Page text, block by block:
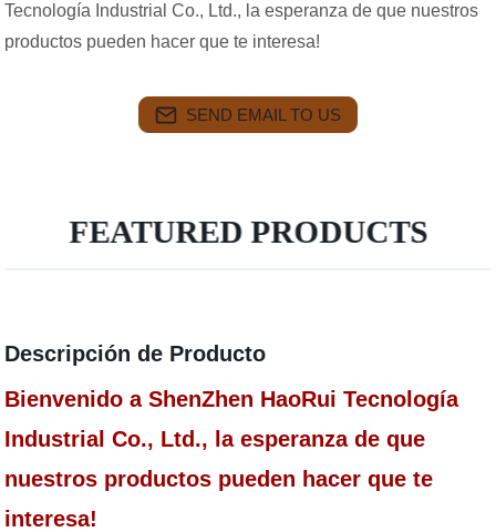
Tecnología Industrial Co., Ltd., la esperanza de que nuestros
productos pueden hacer que te interesa!
SEND EMAIL TO US
FEATURED PRODUCTS
Descripción de Producto
Bienvenido a ShenZhen HaoRui Tecnología
Industrial Co., Ltd., la esperanza de que
nuestros productos pueden hacer que te
interesa!